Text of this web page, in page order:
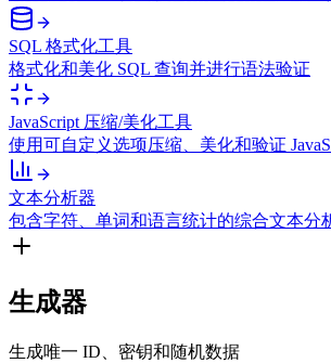
SQL 格式化工具
格式化和美化 SQL 查询并进行语法验证
JavaScript 压缩/美化工具
使用可自定义选项压缩、美化和验证
文本分析器
包含字符、单词和语言统计的综合文本分
生成器
生成唯一 ID、密钥和随机数据